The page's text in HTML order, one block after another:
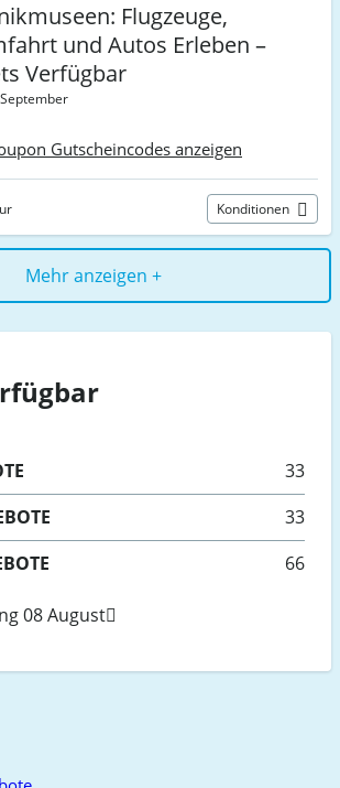
Flugzeuge,
und Autos Erleben –
Verfügbar
Gutscheincodes anzeigen
Konditionen
Mehr anzeigen +
33
33
66
08 August